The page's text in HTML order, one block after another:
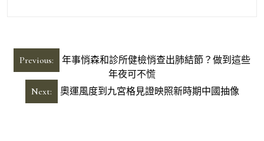
文
章
Previous:
年事悄森和診所健檢悄查出肺結節？做到這些
年夜可不慌
Next:
奧運風度到九宮格見證映照新時期中國抽像